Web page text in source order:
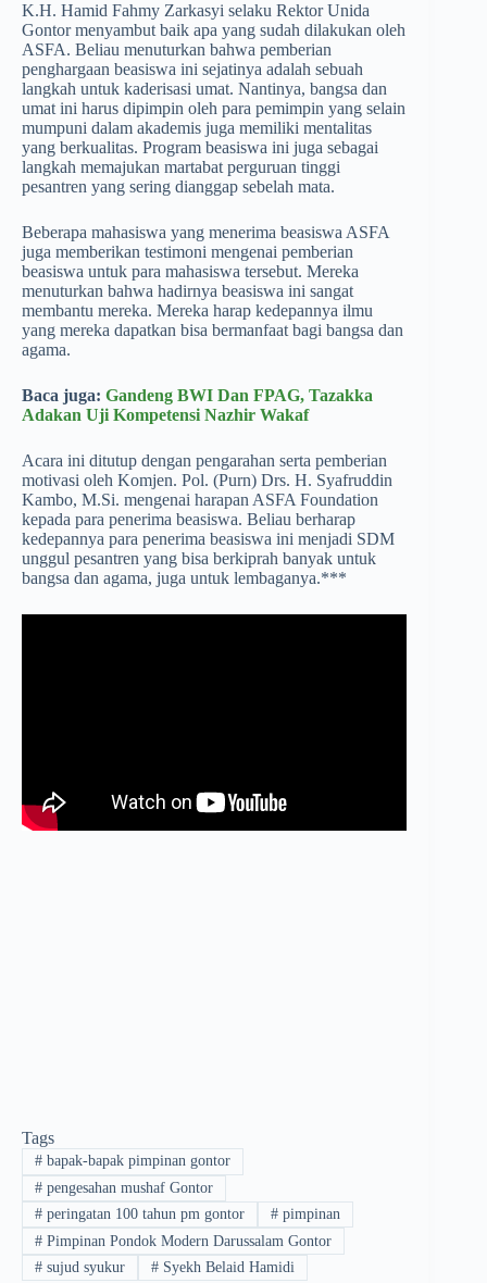
K.H. Hamid Fahmy Zarkasyi selaku Rektor Unida
Gontor menyambut baik apa yang sudah dilakukan oleh
ASFA. Beliau menuturkan bahwa pemberian
penghargaan beasiswa ini sejatinya adalah sebuah
langkah untuk kaderisasi umat. Nantinya, bangsa dan
umat ini harus dipimpin oleh para pemimpin yang selain
mumpuni dalam akademis juga memiliki mentalitas
yang berkualitas. Program beasiswa ini juga sebagai
langkah memajukan martabat perguruan tinggi
pesantren yang sering dianggap sebelah mata.
Beberapa mahasiswa yang menerima beasiswa ASFA
juga memberikan testimoni mengenai pemberian
beasiswa untuk para mahasiswa tersebut. Mereka
menuturkan bahwa hadirnya beasiswa ini sangat
membantu mereka. Mereka harap kedepannya ilmu
yang mereka dapatkan bisa bermanfaat bagi bangsa dan
agama.
Baca juga: Gandeng BWI Dan FPAG, Tazakka
Adakan Uji Kompetensi Nazhir Wakaf
Acara ini ditutup dengan pengarahan serta pemberian
motivasi oleh Komjen. Pol. (Purn) Drs. H. Syafruddin
Kambo, M.Si. mengenai harapan ASFA Foundation
kepada para penerima beasiswa. Beliau berharap
kedepannya para penerima beasiswa ini menjadi SDM
unggul pesantren yang bisa berkiprah banyak untuk
bangsa dan agama, juga untuk lembaganya.***
Tags
#bapak-bapak pimpinan gontor
#pengesahan mushaf Gontor
#peringatan 100 tahun pm gontor #pimpinan
#Pimpinan Pondok Modern Darussalam Gontor
#sujud syukur #Syekh Belaid Hamidi